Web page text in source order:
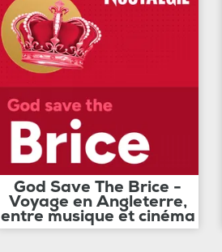
God Save The Brice -
Voyage en Angleterre,
entre musique et cinéma